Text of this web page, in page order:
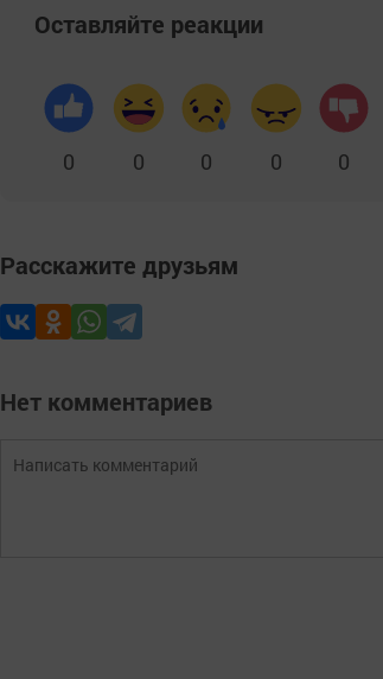
Оставляйте реакции
0 0 0 0 0
Расскажите друзьям
Нет комментариев